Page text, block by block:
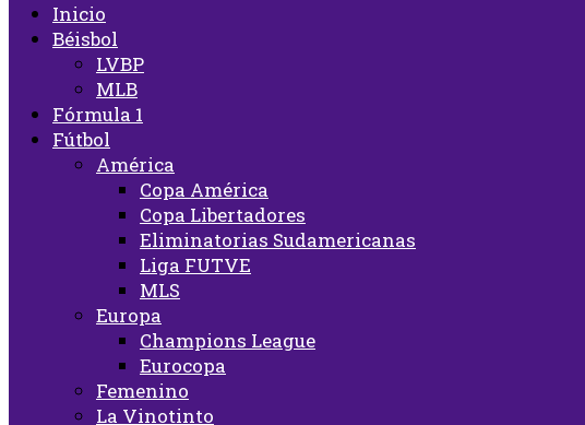
Inicio
Béisbol
LVBP
MLB
Fórmula 1
Fútbol
América
Copa América
Copa Libertadores
Eliminatorias Sudamericanas
Liga FUTVE
MLS
Europa
Champions League
Eurocopa
Femenino
La Vinotinto